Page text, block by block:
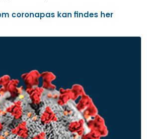
coronapas kan findes her